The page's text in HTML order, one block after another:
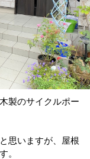
製のサイクルポー
思いますが、屋根
。